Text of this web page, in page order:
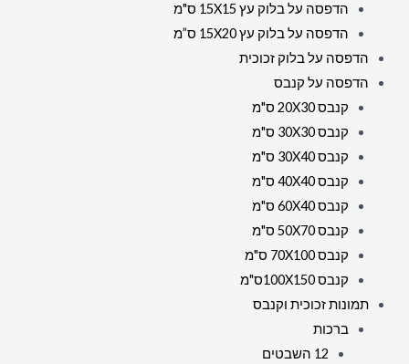
הדפסה על בלוק עץ 15X15 ס"מ
הדפסה על בלוק עץ 15X20 ס”מ
הדפסה על בלוק זכוכית
הדפסה על קנבס
קנבס 20X30 ס"מ
קנבס 30X30 ס"מ
קנבס 30X40 ס"מ
קנבס 40X40 ס"מ
קנבס 60X40 ס"מ
קנבס 50X70 ס"מ
קנבס 70X100 ס"מ
קנבס 100X150ס"מ
תמונות זכוכית וקנבס
ברכות
12 השבטים